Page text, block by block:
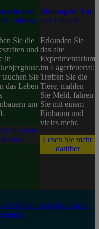
in den
Jahren
Sie die
und
in
tauchen Sie
das Leben
um
Sie mehr
darüber
Bildung im Tal
des Feuers
Erkunden Sie
das alte
Experimentarium
im Lagerfeuertal:
Treffen Sie die
Tiere, mahlen
Sie Mehl, fahren
Sie mit einem
Einbaum und
vieles mehr.
Lesen Sie mehr
darüber
Schulen in Lejre Land